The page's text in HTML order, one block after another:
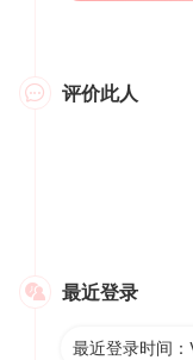
 评价此人
 最近登录
最近登录时间